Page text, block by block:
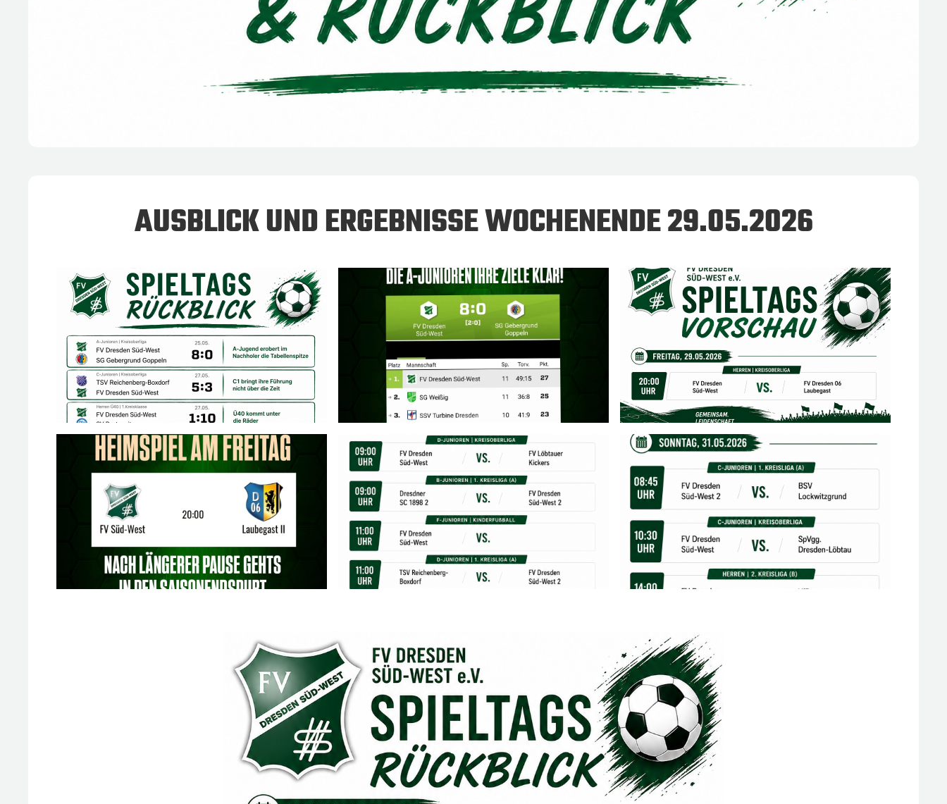
AUSBLICK UND ERGEBNISSE WOCHENENDE 29.05.2026